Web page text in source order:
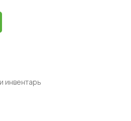
инвентарь